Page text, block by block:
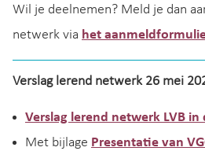
Wil je deelnemen? Meld je dan
netwerk via het
Verslag lerend netwerk 26 mei
Verslag lerend netwerk LVB in
Met bijlage Presentatie van